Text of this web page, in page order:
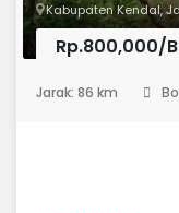
Kabupaten Kendal,
Rp.800,000/
Jarak: 86 km